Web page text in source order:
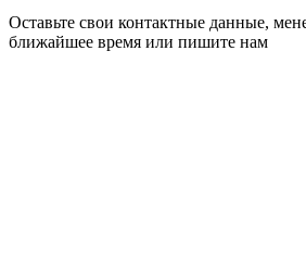
Оставьте свои контактные данные,
ближайшее время или пишите нам